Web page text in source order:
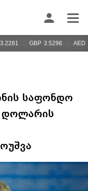
3.2281 GBP 3.5296 AED
საფონდო
დოლარის